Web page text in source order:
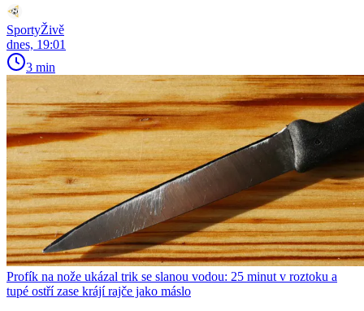
SportyŽivě
dnes, 19:01
3 min
Profík na nože ukázal trik se slanou vodou: 25 minut v roztoku a
tupé ostří zase krájí rajče jako máslo